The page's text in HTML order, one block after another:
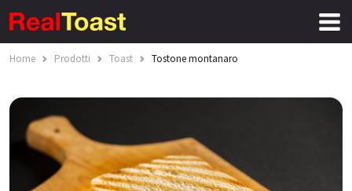
Home Prodotti Toast Tostone montanaro